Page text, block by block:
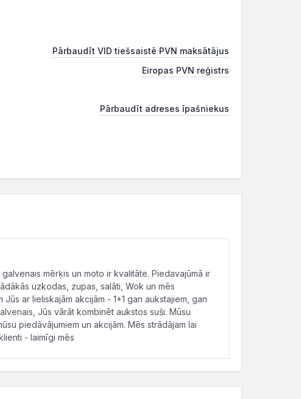
Pārbaudīt VID tiešsaistē PVN maksātājus
Eiropas PVN reģistrs
Pārbaudīt adreses īpašniekus
mērķis un moto ir kvalitāte. Piedavajūmā ir
uzkodas, zupas, salāti, Wok un mēs
ar lieliskajām akcijām - 1+1 gan aukstajiem, gan
Jūs vārāt kombinēt aukstos suši. Mūsu
piedāvājumiem un akcijām. Mēs strādājam lai
- laimīgi mēs